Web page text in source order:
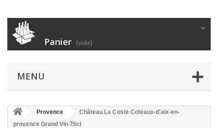
Panier (vide)
MENU
Provence
Château La Coste Coteaux-d'aix-en-
provence Grand Vin 75cl